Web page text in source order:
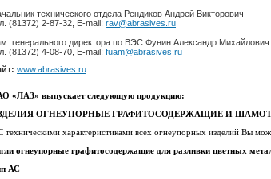
технического отдела Рендиков Андрей Викторович
(81372) 2-87-32, E-mail: rav@abrasives.ru
генерального директора по ВЭС Фунин Александр Михайлович
(81372) 4-08-70, E-mail: fuam@abrasives.ru
www.abrasives.ru
«ЛАЗ» выпускает следующую продукцию:
ОГНЕУПОРНЫЕ ГРАФИТОСОДЕРЖАЩИЕ И
техническими характеристиками всех огнеупорных изделий Вы
огнеупорные графитосодержащие для разливки цветных
АС